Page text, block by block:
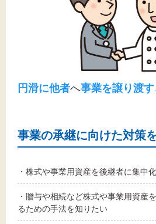
円滑に他者へ事業を譲り渡す
事業の承継に向けた対策
・株式や事業用資産を後継者に集中
・贈与や相続など株式や事業用資産
るための手法を知りたい